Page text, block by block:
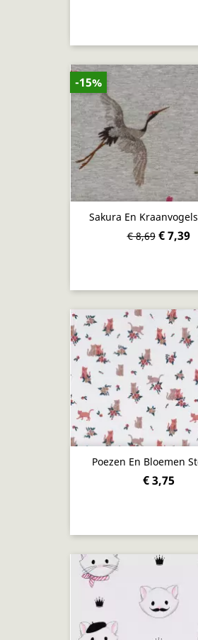
Sakura En
€ 8,69 € 7,39
-15%
Poezen En Bloemen
€ 3,75